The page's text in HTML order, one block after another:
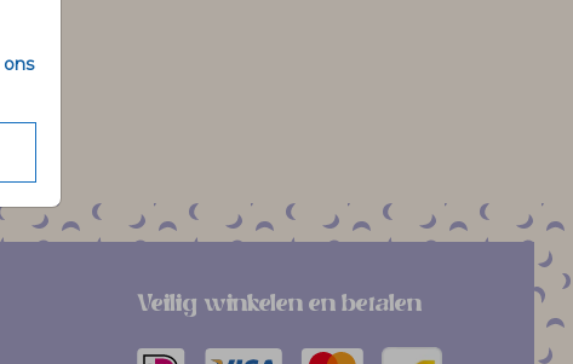
ons
Veilig winkelen en betalen